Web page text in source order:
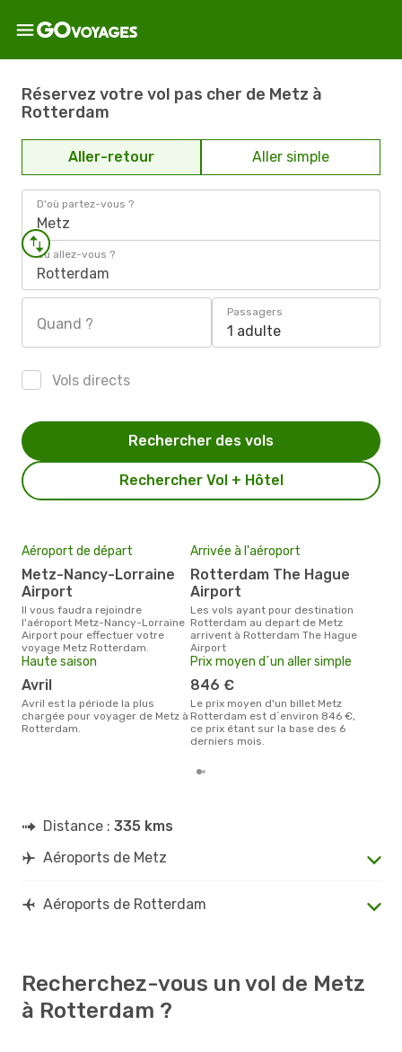
Réservez votre vol pas cher de Metz à
Rotterdam
Aller-retour Aller simple
D'où partez-vous ?
Metz
Où allez-vous ?
Rotterdam
Quand ?
Passagers
1 adulte
Vols directs
Rechercher Vol + Hôtel
Rechercher des vols
Aéroport de départ
Metz-Nancy-Lorraine
Airport
Il vous faudra rejoindre
l'aéroport Metz-Nancy-Lorraine
Airport pour effectuer votre
voyage Metz Rotterdam.
Arrivée à l'aéroport
Rotterdam The Hague
Airport
Les vols ayant pour destination
Rotterdam au depart de Metz
arrivent à Rotterdam The Hague
Airport
Haute saison
avril
avril est la période la plus
chargée pour voyager de Metz à
Rotterdam.
Prix moyen d´un aller simple
846 €
Le prix moyen d'un billet Metz
Rotterdam est d´environ 846 €,
ce prix étant sur la base des 6
derniers mois.
Distance : 335 kms
Aéroports de Metz
Aéroports de Rotterdam
Recherchez-vous un vol de Metz
à Rotterdam ?